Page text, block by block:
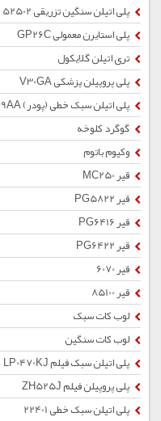
پلی اتیلن سنگین تزریقی 52502
پلی استایرن معمولی GP26C
تری اتیلن گلایکول
پلی پروپیلن پزشکی V30GA
پلی اتیلن سبک خطی (پودر) 0209AA
گوگرد کلوخه
وکیوم باتوم
قیر MC250
قیر PG5822
قیر PG6416
قیر PG6422
قیر 6070
قیر 85100
لوب کات سبک
لوب کات سنگین
پلی اتیلن سبک فیلم LP0470KJ
پلی پروپیلن فیلم ZH525J
پلی اتیلن سبک خطی 22401